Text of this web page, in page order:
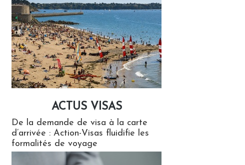
ACTUS VISAS
De la demande de visa à la carte
d’arrivée : Action-Visas fluidifie les
formalités de voyage